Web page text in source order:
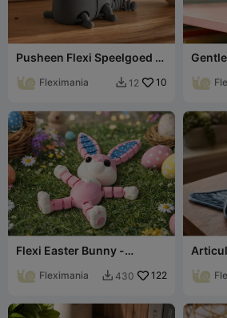
Pusheen Flexi Speelgoed -
Fleximania  12 10
Flexi Easter Bunny -
RabbitFleximania  430 122